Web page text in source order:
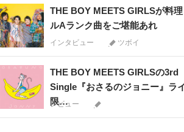
THE BOY MEETS GIRLSが料
ルAランク曲をご堪能あれ
インタビュー ツボイ
THE BOY MEETS GIRLSの3rd
Single『おさるのジョニー』ラ
限…
レビュー